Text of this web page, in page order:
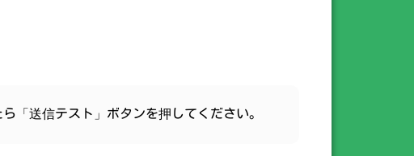
「送信テスト」ボタンを押してください。